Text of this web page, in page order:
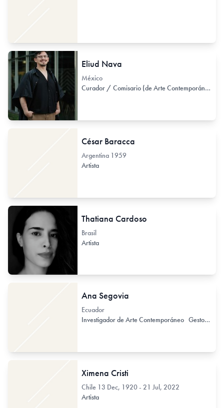
Eliud Nava
México
Curador / Comisario (de Arte Contemporáneo)
César Baracca
Argentina 1959
Artista
Thatiana Cardoso
Brasil
Artista
Ana Segovia
Ecuador
Investigador de Arte Contemporáneo Gestor de Arte Contemporáneo
Ximena Cristi
Chile 13 Dec, 1920 - 21 Jul, 2022
Artista